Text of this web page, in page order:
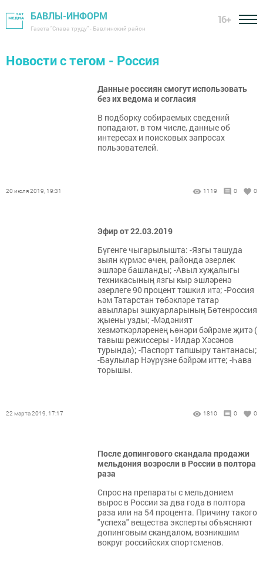
БАВЛЫ-ИНФОРМ
Газета "Слава труду" - Бавлинский район
16+
Новости с тегом - Россия
Данные россиян смогут использовать
без их ведома и согласия
В подборку собираемых сведений
попадают, в том числе, данные об
интересах и поисковых запросах
пользователей.
20 июля 2019, 19:31 1119 0 0
Эфир от 22.03.2019
Бүгенге чыгарылышта: -Язгы ташуда
зыян күрмәс өчен, районда әзерлек
эшләре башланды; -Авыл хуҗалыгы
техникасының язгы кыр эшләренә
әзерлеге 90 процент тәшкил итә; -Россия
һәм Татарстан төбәкләре татар
авыллары эшкуарларының Бөтенроссия
җыены узды; -Мәдәният
хезмәткәрләренең һөнәри бәйрәме җитә (
тавыш режиссеры - Илдар Хәсәнов
турында); -Паспорт тапшыру тантанасы;
-Баулылар Нәүрүзне бәйрәм итте; -Һава
торышы.
22 марта 2019, 17:17 1810 0 0
После допингового скандала продажи
мельдония возросли в России в полтора
раза
Спрос на препараты с мельдонием
вырос в России за два года в полтора
раза или на 54 процента. Причину такого
"успеха" вещества эксперты объясняют
допинговым скандалом, возникшим
вокруг российских спортсменов.